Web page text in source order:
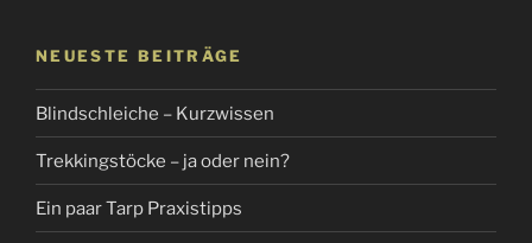
NEUESTE BEITRÄGE
Blindschleiche – Kurzwissen
Trekkingstöcke – ja oder nein?
Ein paar Tarp Praxistipps